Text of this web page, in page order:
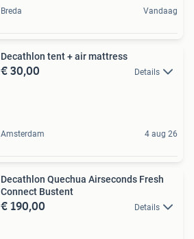
Breda Vandaag
Decathlon tent + air mattress
€ 30,00 Details
Amsterdam 4 aug 26
Decathlon Quechua Airseconds Fresh
Connect Bustent
€ 190,00 Details